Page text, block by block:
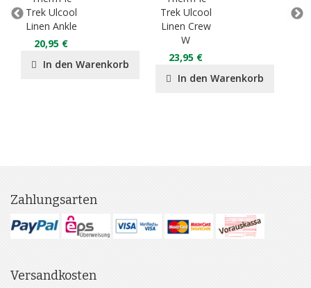
Trek Ulcool
Linen Ankle
20,95 €
In den Warenkorb
Trek Ulcool
Linen Crew
W
23,95 €
In den Warenkorb
Zahlungsarten
Versandkosten